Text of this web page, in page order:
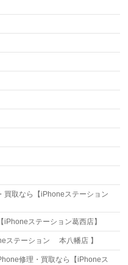
買取なら【iPhoneステーション
ステーション葛西店】
ステーション 本八幡店 】
修理・買取なら【iPhoneス